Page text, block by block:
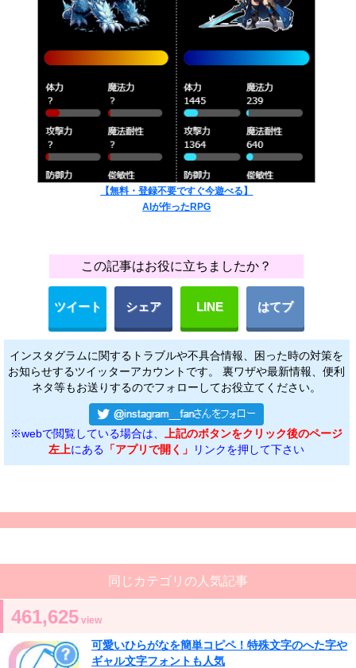
【無料・登録不要ですぐ今遊べる】
AIが作ったRPG
この記事はお役に立ちましたか？
ツイート シェア LINE はてブ
インスタグラムに関するトラブルや不具合情報、困った時の対策を
お知らせするツイッターアカウントです。 裏ワザや最新情報、便利
ネタ等もお送りするのでフォローしてお役立てください。
※webで閲覧している場合は、
上記のボタンをクリック後のページ
左上にある 「アプリで開く」 リンクを押して下さい
同じカテゴリの人気記事
461,625 view
可愛いひらがなを簡単コピペ！特殊文字のへた字や
ギャル文字フォントも人気